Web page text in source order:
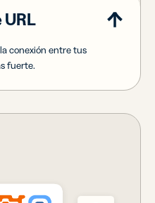
conexión entre tus
fuerte.